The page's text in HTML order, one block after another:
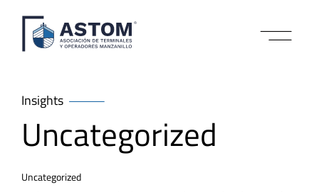
Insights
Uncategorized
Uncategorized